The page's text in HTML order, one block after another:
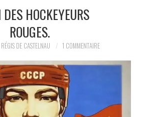
HOCKEYEURS
ROUGES.
RÉGIS DE CASTELNAU 1 COMMENTAIRE